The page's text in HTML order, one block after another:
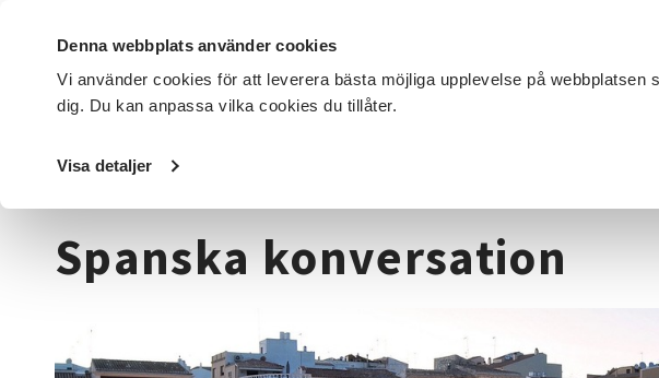
Denna webbplats använder cookies
Vi använder cookies för att leverera bästa möjliga upplevelse på
dig. Du kan anpassa vilka cookies du tillåter.
Visa detaljer
DET HÄR GÖR VI FÖR DIG SOM SÖK KURSER OCH EVENEMANG
Startsida / Kurser och evenemang
Spanska konversation